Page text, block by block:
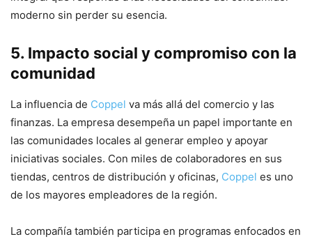
moderno sin perder su esencia.
5. Impacto social y compromiso con la
comunidad
La influencia de Coppel va más allá del comercio y las
finanzas. La empresa desempeña un papel importante en
las comunidades locales al generar empleo y apoyar
iniciativas sociales. Con miles de colaboradores en sus
tiendas, centros de distribución y oficinas, Coppel es uno
de los mayores empleadores de la región.
La compañía también participa en programas enfocados en